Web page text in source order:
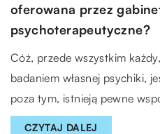
oferowana przez
psychoterapeutyczne?
Cóż, przede wszystkim
badaniem własnej psychiki,
poza tym, istnieją pewne
CZYTAJ DALEJ